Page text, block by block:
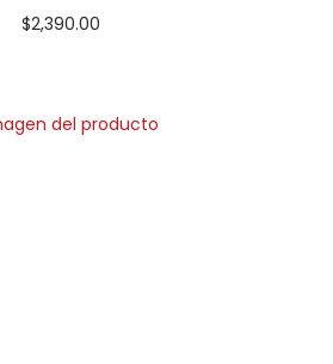
$2,390.00